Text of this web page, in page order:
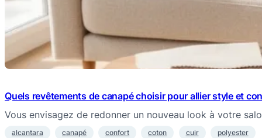
Quels revêtements de canapé choisir pour allier style et
Vous envisagez de redonner un nouveau look à votre
alcantara canapé confort coton cuir
polyester